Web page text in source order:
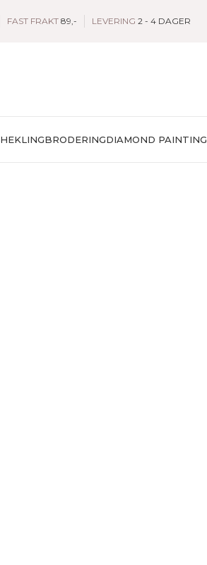
FAST FRAKT 89,- LEVERING 2 - 4 DAGER
HEKLINGBRODERINGDIAMOND PAINTING